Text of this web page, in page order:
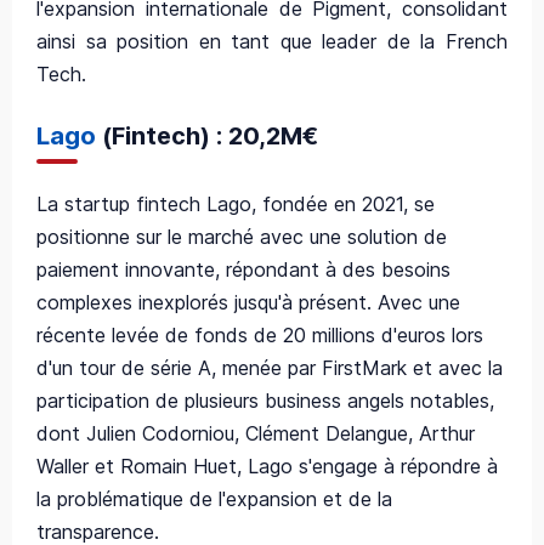
l'expansion internationale de Pigment, consolidant
ainsi sa position en tant que leader de la French
Tech.
Lago (Fintech) : 20,2M€
La startup fintech Lago, fondée en 2021, se
positionne sur le marché avec une solution de
paiement innovante, répondant à des besoins
complexes inexplorés jusqu'à présent. Avec une
récente levée de fonds de 20 millions d'euros lors
d'un tour de série A, menée par FirstMark et avec la
participation de plusieurs business angels notables,
dont Julien Codorniou, Clément Delangue, Arthur
Waller et Romain Huet, Lago s'engage à répondre à
la problématique de l'expansion et de la
transparence.